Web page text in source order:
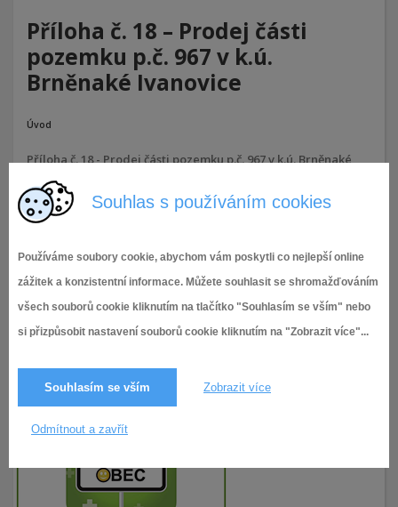
Souhlas s používáním cookies
Používáme soubory cookie, abychom vám poskytli co nejlepší online
zážitek a konzistentní informace. Můžete souhlasit se shromažďováním
všech souborů cookie kliknutím na tlačítko "Souhlasím se vším" nebo
si přizpůsobit nastavení souborů cookie kliknutím na "Zobrazit více"...
Souhlasím se vším Zobrazit více
Odmítnout a zavřít
Příloha č. 18 – Prodej části
pozemku p.č. 967 v k.ú.
Brněnaké Ivanovice
Úvod
Příloha č. 18 - Prodej části pozemku p.č. 967 v k.ú. Brněnaké
Ivanovice
18.12.2025